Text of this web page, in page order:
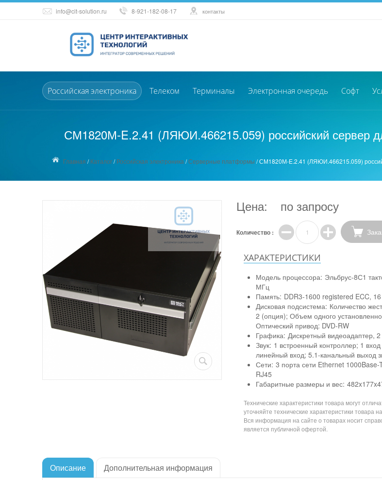
info@cit-solution.ru 8-921-182-08-17 контакты
Российская электроника Телеком Терминалы Электронная очередь Софт
СМ1820М-E.2.41 (ЛЯЮИ.466215.059) российский сервер
Главная /Каталог/Российская электроника /Серверные платформы /СМ1820М-E.2.41 (ЛЯЮИ.466215.059)
Цена: по запросу
Количество :
ХАРАКТЕРИСТИКИ
Модель процессора: Эльбрус-8С1
МГц
Память: DDR3-1600 registered ECC,
Дисковая подсистема: Количество
2 (опция); Объем одного
Оптический привод: DVD-RW
Графика: Дискретный видеоадаптер,
Звук: 1 встроенный контроллер; 1
линейный вход; 5.1-канальный выход
Сети: 3 порта сети Ethernet
RJ45
Габаритные размеры и вес:
Технические характеристики товара могут
уточняйте технические характеристики товара
Вся информация на сайте о товарах носит
является публичной офертой.
Описание Дополнительная информация